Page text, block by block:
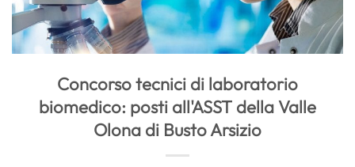
Concorso tecnici di laboratorio
biomedico: posti all'ASST della Valle
Olona di Busto Arsizio